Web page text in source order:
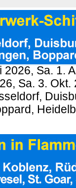
Sa. 1.
Sa. 3. Okt.